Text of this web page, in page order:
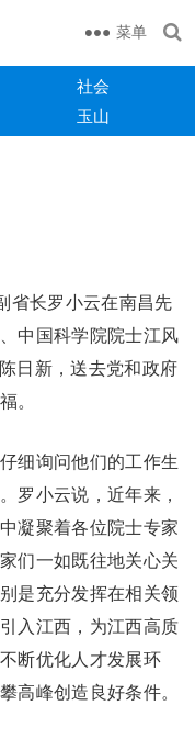
菜单
社会
玉山
长罗小云在南昌先
中国科学院院士江风
日新，送去党和政府
。
细询问他们的工作生
罗小云说，近年来，
凝聚着各位院士专家
们一如既往地关心关
是充分发挥在相关领
入江西，为江西高质
断优化人才发展环
高峰创造良好条件。